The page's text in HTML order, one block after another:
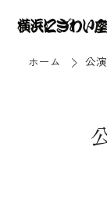
ホーム
公